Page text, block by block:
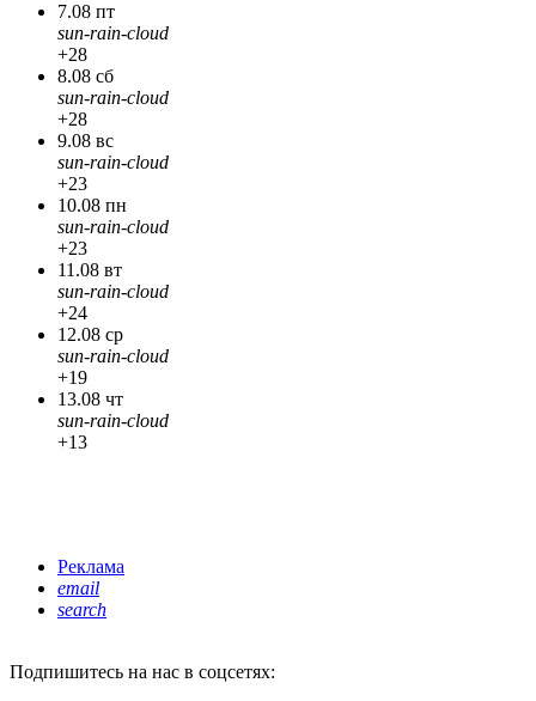
7.08 пт
sun-rain-cloud
+28
8.08 сб
sun-rain-cloud
+28
9.08 вс
sun-rain-cloud
+23
10.08 пн
sun-rain-cloud
+23
11.08 вт
sun-rain-cloud
+24
12.08 ср
sun-rain-cloud
+19
13.08 чт
sun-rain-cloud
+13
Реклама
email
search
Подпишитесь на нас в соцсетях: